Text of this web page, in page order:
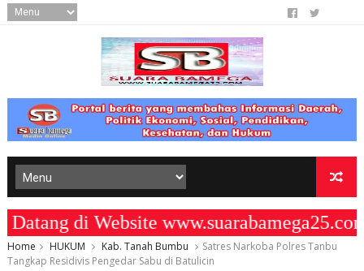
di Website www.suarabamega25.com
Home HUKUM Kab. Tanah Bumbu
Satres Narkoba Polres Tanbu
Tangkap Residivis Pengedar Sabu di Batulicin